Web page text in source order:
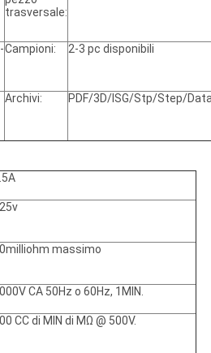
trasversale:
Campioni: 2-3 pc disponibili
Archivi: PDF/3D/ISG/Stp/Step/
massimo
CA 50Hz o 60Hz, 1MIN.
CC di MIN di MΩ @ 500V.